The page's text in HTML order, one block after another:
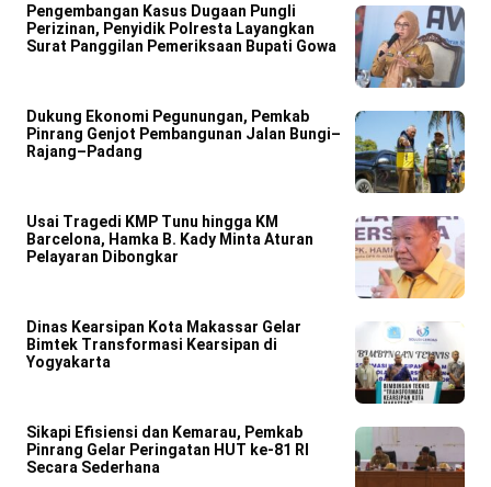
Pengembangan Kasus Dugaan Pungli
Perizinan, Penyidik Polresta Layangkan
Surat Panggilan Pemeriksaan Bupati Gowa
Dukung Ekonomi Pegunungan, Pemkab
Pinrang Genjot Pembangunan Jalan Bungi–
Rajang–Padang
Usai Tragedi KMP Tunu hingga KM
Barcelona, Hamka B. Kady Minta Aturan
Pelayaran Dibongkar
Dinas Kearsipan Kota Makassar Gelar
Bimtek Transformasi Kearsipan di
Yogyakarta
Sikapi Efisiensi dan Kemarau, Pemkab
Pinrang Gelar Peringatan HUT ke-81 RI
Secara Sederhana